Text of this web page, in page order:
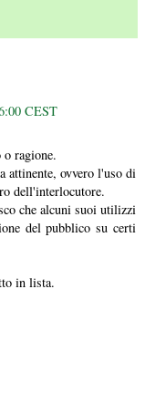
CEST
ragione.
attinente, ovvero l'uso di
dell'interlocutore.
che alcuni suoi utilizzi
del pubblico su certi
in lista.